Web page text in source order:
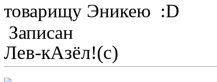
товарищу Эникею
Записан
Лев-кАзёл!(с)